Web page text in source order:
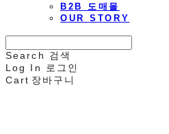
B2B 도매몰
OUR STORY
Search
검색
Log In
로그인
Cart 장바구니